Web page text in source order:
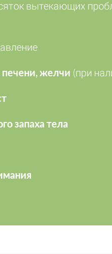
вытекающих
печени, желчи (при
запаха тела